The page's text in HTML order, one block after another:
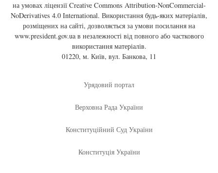
на умовах ліцензії Creative Commons Attribution-NonCommercial-
NoDerivatives 4.0 International. Використання будь-яких матеріалів,
розміщених на сайті, дозволяється за умови посилання на
www.president.gov.uaв незалежності від повного або часткового
використання матеріалів.
01220, м. Київ, вул. Банкова, 11
Урядовий портал
Верховна Рада України
Конституційний Суд України
Конституція України